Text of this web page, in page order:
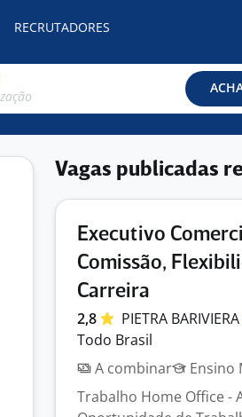
RECRUTADORES
Vagas publicadas
Executivo
Comissão,
Carreira
2,8 PIETRA BARIVIERA
Todo Brasil
A combinar
Ensino
Trabalho Home Office -